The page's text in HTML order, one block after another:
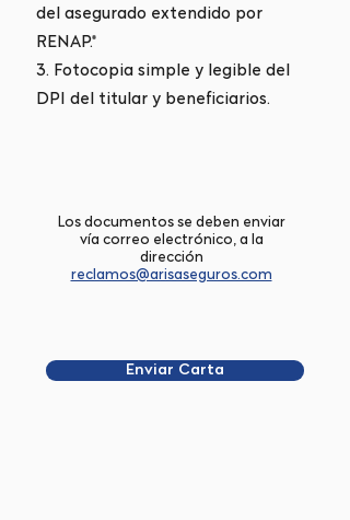
del asegurado extendido por
RENAP.*
3. Fotocopia simple y legible del
DPI del titular y beneficiarios.
Los documentos se deben enviar
vía correo electrónico, a la
dirección
reclamos@arisaseguros.com
Enviar Carta